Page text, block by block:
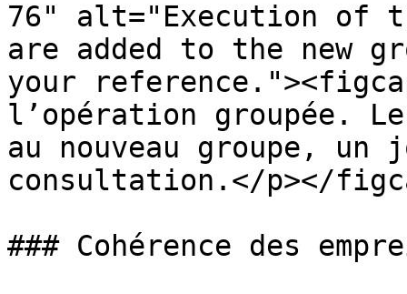
76" alt="Execution of
are added to the new
your
l’opération groupée.
au nouveau groupe,
consultation.</p></
### Cohérence des